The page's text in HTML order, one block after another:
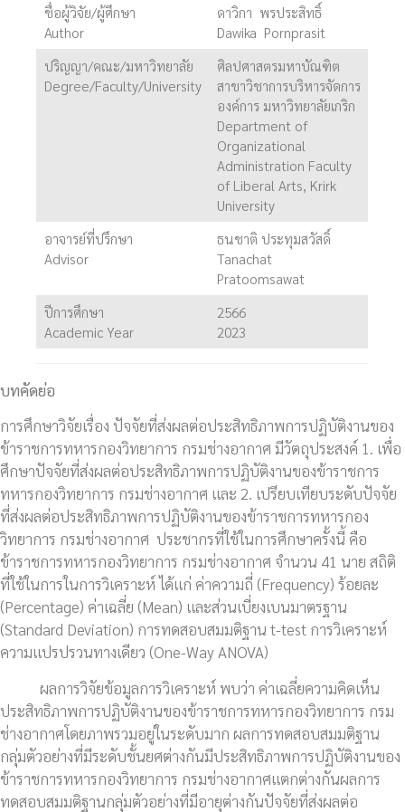
ชื่อผู้วิจัย/ผู้ศึกษา
Author
ดาวิกา พรประสิทธิ์
Dawika Pornprasit
ปริญญา/คณะ/มหาวิทยาลัย
Degree/Faculty/University
ศิลปศาสตรมหาบัณฑิต
สาขาวิชาการบริหารจัดการ
องค์การ มหาวิทยาลัยเกริก
Department of
Organizational
Administration Faculty
of Liberal Arts, Krirk
University
อาจารย์ที่ปรึกษา
Advisor
ธนชาติ ประทุมสวัสดิ์
Tanachat
Pratoomsawat
ปีการศึกษา
Academic Year
2566
2023
บทคัดย่อ
การศึกษาวิจัยเรื่อง ปัจจัยที่ส่งผลต่อประสิทธิภาพการปฏิบัติงานของ
ข้าราชการทหารกองวิทยาการ กรมช่างอากาศ มีวัตถุประสงค์ 1. เพื่อ
ศึกษาปัจจัยที่ส่งผลต่อประสิทธิภาพการปฏิบัติงานของข้าราชการ
ทหารกองวิทยาการ กรมช่างอากาศ และ 2. เปรียบเทียบระดับปัจจัย
ที่ส่งผลต่อประสิทธิภาพการปฏิบัติงานของข้าราชการทหารกอง
วิทยาการ กรมช่างอากาศ ประชากรที่ใช้ในการศึกษาครั้งนี้ คือ
ข้าราชการทหารกองวิทยาการ กรมช่างอากาศ จำนวน 41 นาย สถิติ
ที่ใช้ในการในการวิเคราะห์ ได้แก่ ค่าความถี่ (Frequency) ร้อยละ
(Percentage) ค่าเฉลี่ย (Mean) และส่วนเบี่ยงเบนมาตรฐาน
(Standard Deviation) การทดสอบสมมติฐาน t-test การวิเคราะห์
ความแปรปรวนทางเดียว (One-Way ANOVA)
ผลการวิจัยข้อมูลการวิเคราะห์ พบว่า ค่าเฉลี่ยความคิดเห็น
ประสิทธิภาพการปฏิบัติงานของข้าราชการทหารกองวิทยาการ กรม
ช่างอากาศโดยภาพรวมอยู่ในระดับมาก ผลการทดสอบสมมติฐาน
กลุ่มตัวอย่างที่มีระดับชั้นยศต่างกันมีประสิทธิภาพการปฏิบัติงานของ
ข้าราชการทหารกองวิทยาการ กรมช่างอากาศแตกต่างกันผลการ
ทดสอบสมมติฐานกลุ่มตัวอย่างที่มีอายุต่างกันปัจจัยที่ส่งผลต่อ